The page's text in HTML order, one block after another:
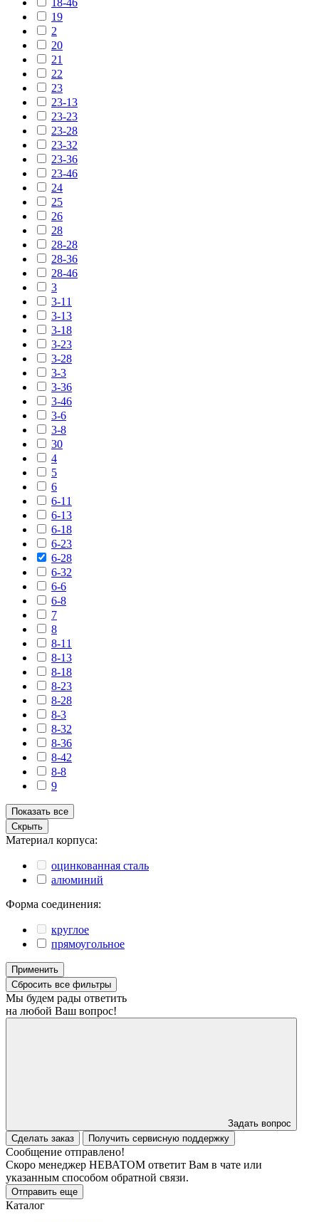
19
2
20
21
22
23
23-13
23-23
23-28
23-32
23-36
23-46
24
25
26
28
28-28
28-36
28-46
3
3-11
3-13
3-18
3-23
3-28
3-3
3-36
3-46
3-6
3-8
30
4
5
6
6-11
6-13
6-18
6-23
6-28
6-32
6-6
6-8
7
8
8-11
8-13
8-18
8-23
8-28
8-3
8-32
8-36
8-42
8-8
9
Показать все
Скрыть
Материал корпуса:
оцинкованная сталь
алюминий
Форма соединения:
круглое
прямоугольное
Применить
Сбросить все фильтры
Мы будем рады ответить
на любой Ваш вопрос!
Задать вопрос
Сделать заказ
Получить сервисную поддержку
Сообщение отправлено!
Скоро менеджер НЕВАТОМ ответит Вам в чате или
указанным способом обратной связи.
Отправить еще
Каталог